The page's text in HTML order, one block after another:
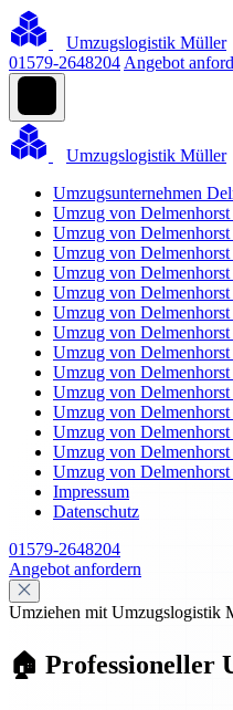
Umzugslogistik Müller
01579-2648204 Angebot
Umzugslogistik Müller
Umzugsunternehmen
Umzug von
Umzug von
Umzug von
Umzug von
Umzug von
Umzug von Delmenhorst
Umzug von
Umzug von
Umzug von
Umzug von Delmenhorst
Umzug von Delmenhorst
Umzug von
Umzug von
Umzug von Delmenhorst
Impressum
Datenschutz
01579-2648204
Angebot anfordern
Umziehen mit Umzugslogistik
🏠 Professioneller